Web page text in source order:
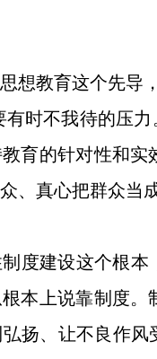
教育这个先导，
时不我待的压
育的针对性和
、真心把群众当
建设这个根本
本上说靠制度
扬、让不良作